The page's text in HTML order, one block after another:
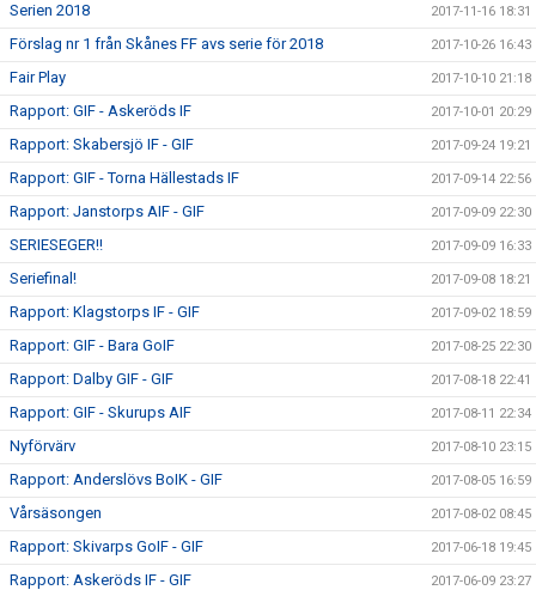
Serien 2018 2017-11-16 18:31
Förslag nr 1 från Skånes FF avs serie för 2018 2017-10-26 16:43
Fair Play 2017-10-10 21:18
Rapport: GIF - Askeröds IF 2017-10-01 20:29
Rapport: Skabersjö IF - GIF 2017-09-24 19:21
Rapport: GIF - Torna Hällestads IF 2017-09-14 22:56
Rapport: Janstorps AIF - GIF 2017-09-09 22:30
SERIESEGER!! 2017-09-09 16:33
Seriefinal! 2017-09-08 18:21
Rapport: Klagstorps IF - GIF 2017-09-02 18:59
Rapport: GIF - Bara GoIF 2017-08-25 22:30
Rapport: Dalby GIF - GIF 2017-08-18 22:41
Rapport: GIF - Skurups AIF 2017-08-11 22:34
Nyförvärv 2017-08-10 23:15
Rapport: Anderslövs BoIK - GIF 2017-08-05 16:59
Vårsäsongen 2017-08-02 08:45
Rapport: Skivarps GoIF - GIF 2017-06-18 19:45
Rapport: Askeröds IF - GIF 2017-06-09 23:27